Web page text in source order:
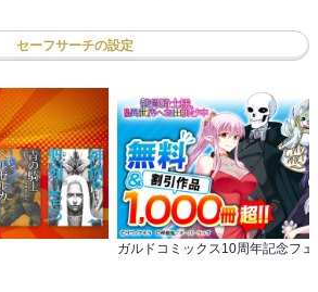
セーフサーチの設定